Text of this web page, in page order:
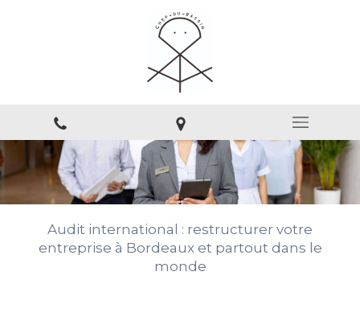
Audit international : restructurer votre
entreprise à Bordeaux et partout dans le
monde